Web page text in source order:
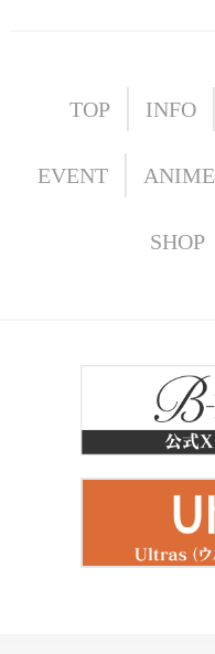
TOP INFO
EVENT ANIME
SHOP